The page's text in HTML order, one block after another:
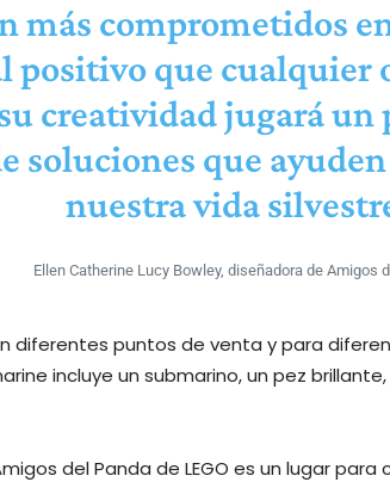
más comprometidos
positivo que cualquier
creatividad jugará un
soluciones que
nuestra vida
Ellen Catherine Lucy Bowley, diseñadora de Amigos
diferentes puntos de venta y para
incluye un submarino, un pez
del Panda de LEGO es un lugar